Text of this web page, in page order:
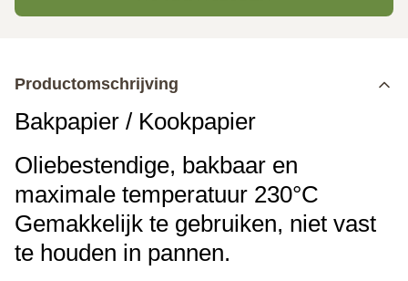
Productomschrijving
Bakpapier / Kookpapier
Oliebestendige, bakbaar en
maximale temperatuur 230°C
Gemakkelijk te gebruiken, niet vast
te houden in pannen.